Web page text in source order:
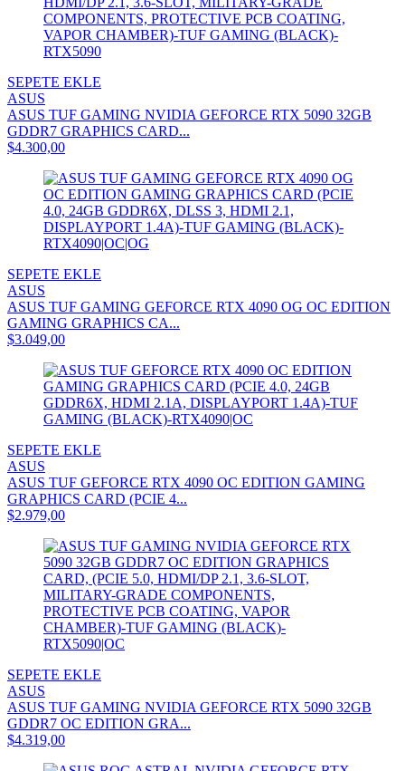
SEPETE EKLE
ASUS
ASUS TUF GAMING NVIDIA GEFORCE RTX 5090 32GB
GDDR7 GRAPHICS CARD...
$4.300,00
SEPETE EKLE
ASUS
ASUS TUF GAMING GEFORCE RTX 4090 OG OC EDITION
GAMING GRAPHICS CA...
$3.049,00
SEPETE EKLE
ASUS
ASUS TUF GEFORCE RTX 4090 OC EDITION GAMING
GRAPHICS CARD (PCIE 4...
$2.979,00
SEPETE EKLE
ASUS
ASUS TUF GAMING NVIDIA GEFORCE RTX 5090 32GB
GDDR7 OC EDITION GRA...
$4.319,00